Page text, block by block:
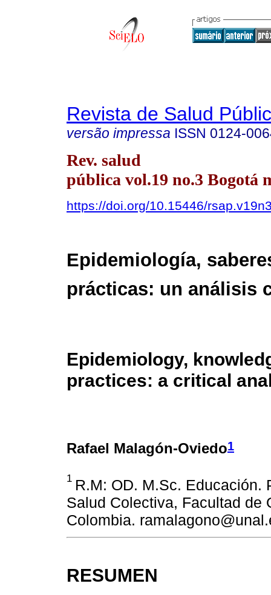
Revista de Salud
versão impressa ISSN 0124-
Rev. salud
pública vol.19 no.3 Bogotá
https://doi.org/10.15446/
Epidemiología,
prácticas: un análisis
Epidemiology,
practices: a critical
Rafael Malagón-Oviedo1
1 R.M: OD. M.Sc. Educación.
Salud Colectiva, Facultad de
Colombia.
RESUMEN